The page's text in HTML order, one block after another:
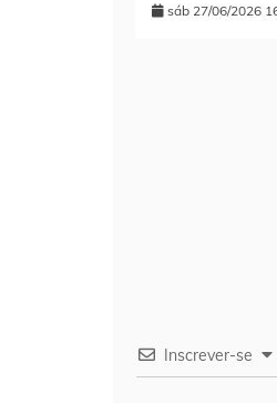
sáb 27/06/2026
Inscrever-se